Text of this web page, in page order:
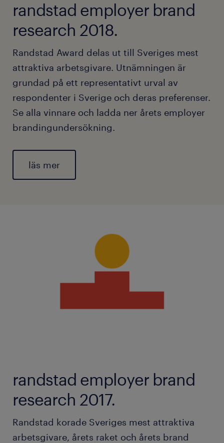
randstad employer brand
research 2018.
Randstad Award delas ut till Sveriges mest
attraktiva arbetsgivare. Utnämningen är
grundad på ett representativt urval av
respondenter i Sverige och deras preferenser.
Se alla vinnare och ladda ner årets employer
brandingundersökning.
läs mer
randstad employer brand
research 2017.
Randstad korade Sveriges mest attraktiva
arbetsgivare, årets raket och årets brand